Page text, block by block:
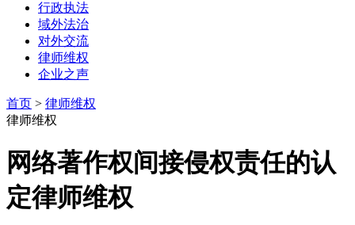
行政执法
域外法治
对外交流
律师维权
企业之声
首页 > 律师维权
律师维权
网络著作权间接侵权责任的认
定律师维权